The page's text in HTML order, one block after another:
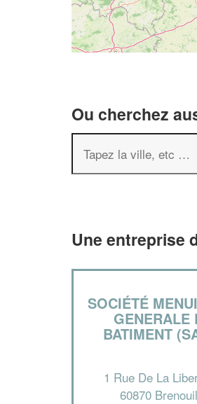
Ou cherchez
Une entreprise
SOCIÉTÉ
GENERALE
BATIMENT
1 Rue De La
60870